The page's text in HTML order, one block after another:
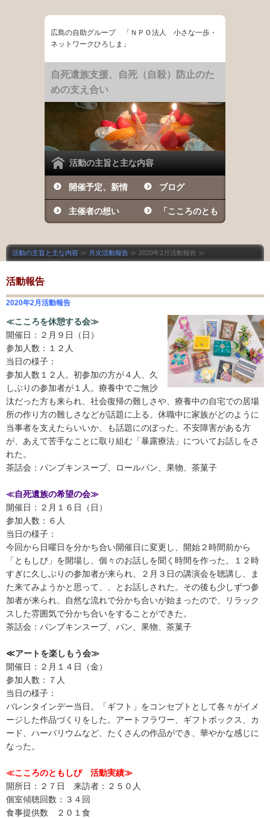
広島の自助グループ 「ＮＰＯ法人 小さな一歩・
ネットワークひろしま」
自死遺族支援、自死（自殺）防止のた
めの支え合い
活動の主旨と主な内容
開催予定、新情
報など
ブログ
主催者の想い 「こころのとも
活動の主旨と主な内容 ≫ 月次活動報告 ≫ 2020年2月活動報告 ≫
活動報告
2020年2月活動報告
≪こころを休憩する会≫
開催日：２月９日（日）
参加人数：１２人
当日の様子：
参加人数１２人。初参加の方が４人、久
しぶりの参加者が１人。療養中でご無沙
汰だった方も来られ、社会復帰の難しさや、療養中の自宅での居場
所の作り方の難しさなどが話題に上る。休職中に家族がどのように
当事者を支えたらいいか、も話題にのぼった。不安障害がある方
が、あえて苦手なことに取り組む「暴露療法」についてお話しをさ
れた。
茶話会：パンプキンスープ、ロールパン、果物、茶菓子
≪自死遺族の希望の会≫
開催日：２月１６日（日）
参加人数：６人
当日の様子：
今回から日曜日を分かち合い開催日に変更し、開始２時間前から
「ともしび」を開場し、個々のお話しを聞く時間を作った。１２時
すぎに久しぶりの参加者が来られ、２月３日の講演会を聴講し、ま
た来てみようかと思って、、とお話しされた。その後も少しずつ参
加者が来られ、自然な流れで分かち合いが始まったので、リラック
スした雰囲気で分かち合いをすることができた。
茶話会：パンプキンスープ、パン、果物、茶菓子
≪アートを楽しもう会≫
開催日：２月１４日（金）
参加人数：７人
当日の様子：
バレンタインデー当日。「ギフト」をコンセプトとして各々がイメ
ージした作品づくりをした。アートフラワー、ギフトボックス、カ
ード、ハーバリウムなど、たくさんの作品ができ、華やかな感じに
なった。
≪こころのともしび 活動実績≫
開所日：２７日 来訪者：２５０人
個室傾聴回数：３４回
食事提供数 ２０１食